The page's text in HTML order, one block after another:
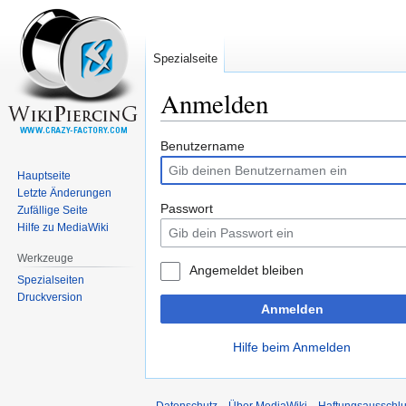
Anmelden
Zur
Navigation
springen
Zur
Suche
springen
Benutzername
Passwort
Angemeldet bleiben
Anmelden
Hilfe beim Anmelden
Spezialseite
Hauptseite
Letzte Änderungen
Zufällige Seite
Hilfe zu MediaWiki
Werkzeuge
Spezialseiten
Druckversion